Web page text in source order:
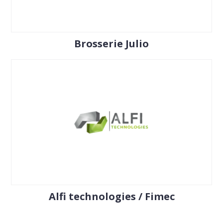
Brosserie Julio
Alfi technologies / Fimec